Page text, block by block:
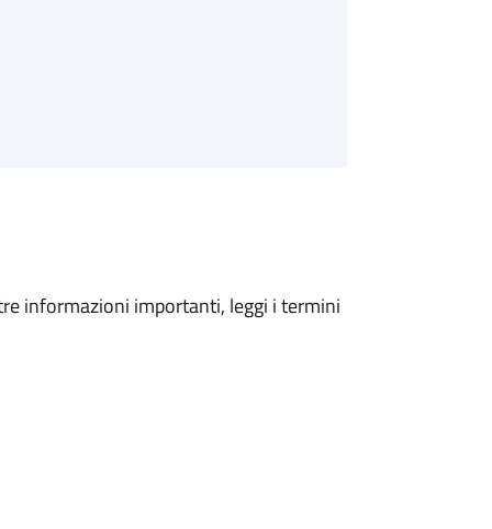
informazioni importanti, leggi i termini